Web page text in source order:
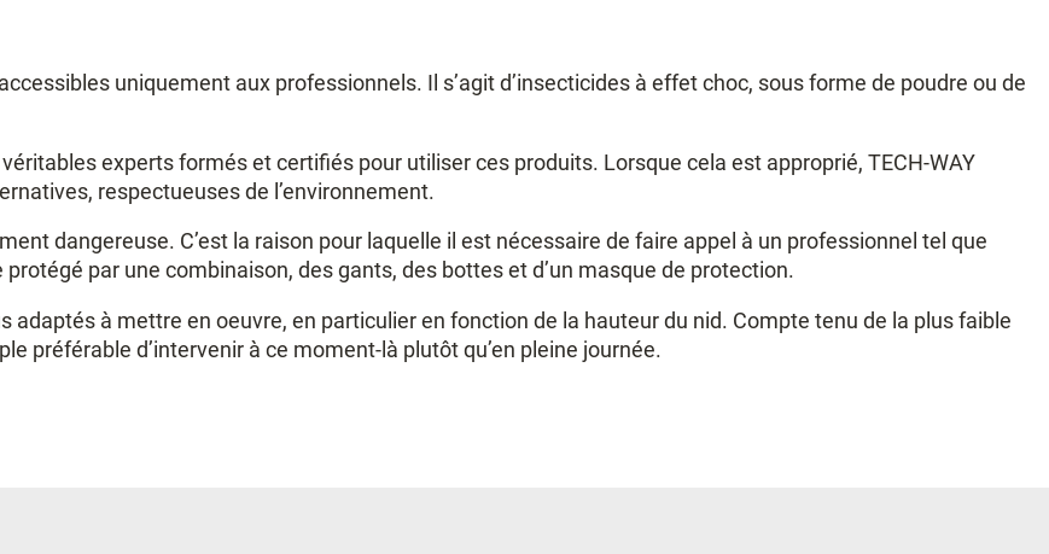
uniquement aux professionnels. Il s’agit d’insecticides à effet choc, sous forme de poudre ou de
experts formés et certifiés pour utiliser ces produits. Lorsque cela est approprié, TECH-WAY
respectueuses de l’environnement.
dangereuse. C’est la raison pour laquelle il est nécessaire de faire appel à un professionnel tel que
protégé par une combinaison, des gants, des bottes et d’un masque de protection.
adaptés à mettre en oeuvre, en particulier en fonction de la hauteur du nid. Compte tenu de la plus faible
préférable d’intervenir à ce moment-là plutôt qu’en pleine journée.